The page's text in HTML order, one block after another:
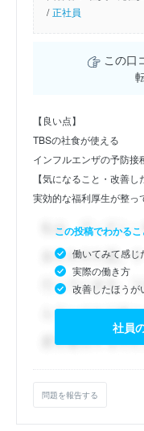
/ 正社員
この口
【良い点】
TBSの社食が使える
インフルエンザの予防接
【気になること・改善し
実効的な福利厚生が整っ
この投稿でわかるこ
働いてみて感じ
実際の働き方
改善したほうが
社員
問題を報告する